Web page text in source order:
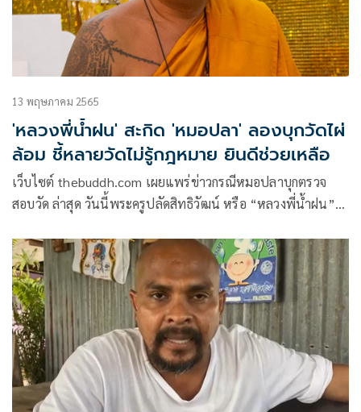
13 พฤษภาคม 2565
'หลวงพี่น้ำฝน' สะกิด 'หมอปลา' ลองบุกวัดไผ่
ล้อม ชี้หลายวัดไม่รู้กฎหมาย ยินดีช่วยเหลือ
เว็บไซต์ thebuddh.com เผยแพร่ข่าวกรณีหมอปลาบุกตรวจ
สอบวัด ล่าสุด วันนี้พระครูปลัดสิทธิวัฒน์ หรือ “หลวงพี่น้ำฝน”
วงการสงฆ์ในช่วงหลายวันที่ผ่านมา หลัง “หมอปลา” นำทีมงาน
ไลฟ์สดและสื่อหลายแขนง